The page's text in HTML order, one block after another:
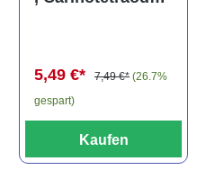
5,49 €* 7,49 €* (26.7%
gespart)
Kaufen